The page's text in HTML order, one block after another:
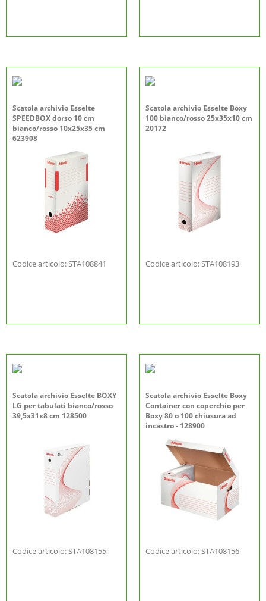
Scatola archivio Esselte
SPEEDBOX dorso 10 cm
bianco/rosso 10x25x35 cm
623908
Codice articolo: STA108841
Scatola archivio Esselte Boxy
100 bianco/rosso 25x35x10 cm
20172
Codice articolo: STA108193
Scatola archivio Esselte BOXY
LG per tabulati bianco/rosso
39,5x31x8 cm 128500
Codice articolo: STA108155
Scatola archivio Esselte Boxy
Container con coperchio per
Boxy 80 o 100 chiusura ad
incastro - 128900
Codice articolo: STA108156